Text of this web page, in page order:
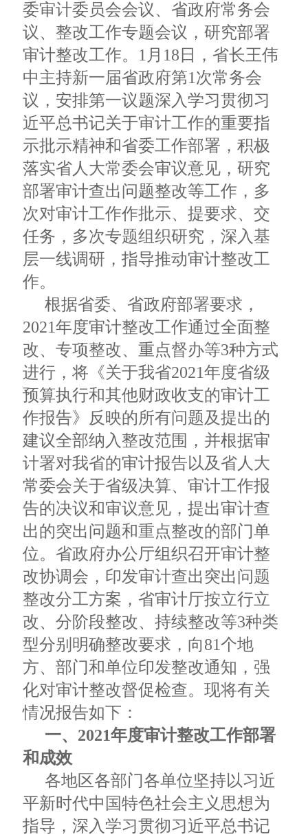
委审计委员会会议、省政府常务会
议、整改工作专题会议，研究部署
审计整改工作。1月18日，省长王伟
中主持新一届省政府第1次常务会
议，安排第一议题深入学习贯彻习
近平总书记关于审计工作的重要指
示批示精神和省委工作部署，积极
落实省人大常委会审议意见，研究
部署审计查出问题整改等工作，多
次对审计工作作批示、提要求、交
任务，多次专题组织研究，深入基
层一线调研，指导推动审计整改工
作。
根据省委、省政府部署要求，
2021年度审计整改工作通过全面整
改、专项整改、重点督办等3种方式
进行，将《关于我省2021年度省级
预算执行和其他财政收支的审计工
作报告》反映的所有问题及提出的
建议全部纳入整改范围，并根据审
计署对我省的审计报告以及省人大
常委会关于省级决算、审计工作报
告的决议和审议意见，提出审计查
出的突出问题和重点整改的部门单
位。省政府办公厅组织召开审计整
改协调会，印发审计查出突出问题
整改分工方案，省审计厅按立行立
改、分阶段整改、持续整改等3种类
型分别明确整改要求，向81个地
方、部门和单位印发整改通知，强
化对审计整改督促检查。现将有关
情况报告如下：
一、2021年度审计整改工作部署
和成效
各地区各部门各单位坚持以习近
平新时代中国特色社会主义思想为
指导，深入学习贯彻习近平总书记